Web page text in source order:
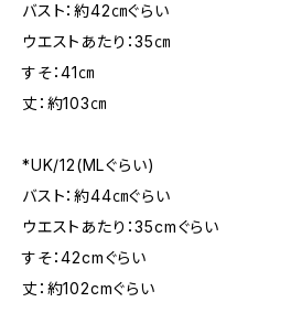
バスト：約42㎝ぐらい
ウエストあたり：35㎝
すそ：41㎝
丈：約103㎝
*UK/12(MLぐらい)
バスト：約44㎝ぐらい
ウエストあたり：35cmぐらい
すそ：42cmぐらい
丈：約102cmぐらい